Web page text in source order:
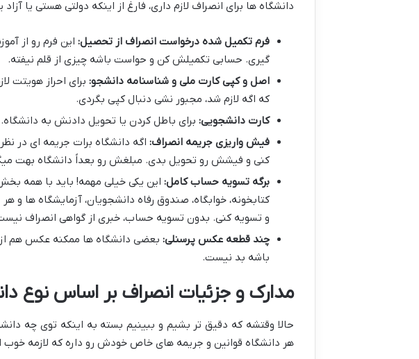
دانشگاه ها برای انصراف لازم داری، فارغ از اینکه دولتی هستی یا
فرم تکمیل شده درخواست انصراف از تحصیل: این فرم رو از
گیری. حسابی تکمیلش کن و حواست باشه چیزی از قلم نیفته.
اصل و کپی کارت ملی و شناسنامه دانشجو: برای احراز هویتت
که اگه لازم شد، مجبور نشی دنبال کپی بگردی.
کارت دانشجویی: برای باطل کردن یا تحویل دادنش به
فیش واریزی جریمه انصراف: اگه دانشگاه برات جریمه ای در
کنی و فیشش رو تحویل بدی. مبلغش رو بعداً دانشگاه بهت
برگه تسویه حساب کامل: این یکی خیلی مهمه! باید با همه
کتابخونه، خوابگاه، صندوق رفاه دانشجویان، آزمایشگاه ها
و تسویه کنی. بدون تسویه حساب، خبری از گواهی انصراف
چند قطعه عکس پرسنلی: بعضی دانشگاه ها ممکنه عکس هم
باشه بد نیست.
مدارک و جزئیات انصراف بر اساس نوع
حالا وقتشه که دقیق تر بشیم و ببینیم بسته به اینکه توی چه
هر دانشگاه قوانین و جریمه های خاص خودش رو داره که لازمه خوب